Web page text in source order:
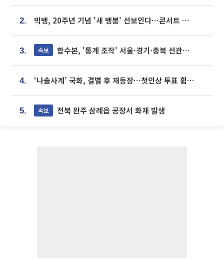
2. 빅뱅, 20주년 기념 '새 뱅봉' 선보인다⋯콘서트 앞두고 팝업 개최
3. 속보 합수본, '통계 조작' 서울·경기·충북 선관위 등 추가 압수수색
4. ‘나솔사계’ 국화, 결별 후 재등장⋯첫인상 투표 휩쓸고 ‘인기녀’ 등극
5. 속보 전북 완주 삼례읍 공장서 화재 발생